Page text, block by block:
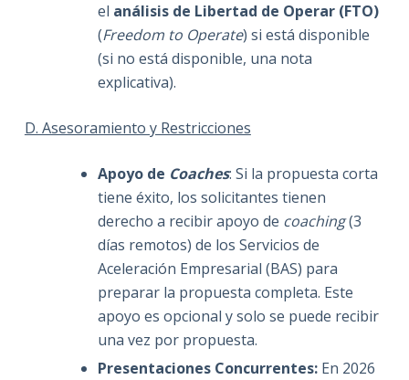
el análisis de Libertad de Operar (FTO)
(Freedom to Operate) si está disponible
(si no está disponible, una nota
explicativa).
D. Asesoramiento y Restricciones
Apoyo de Coaches: Si la propuesta corta
tiene éxito, los solicitantes tienen
derecho a recibir apoyo de coaching(3
días remotos) de los Servicios de
Aceleración Empresarial (BAS) para
preparar la propuesta completa. Este
apoyo es opcional y solo se puede recibir
una vez por propuesta.
Presentaciones Concurrentes:En 2026